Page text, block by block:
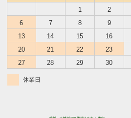
1 2
6
7 8 9
13
14 15 16
20
21 22 23
27
28 29 30
休業日